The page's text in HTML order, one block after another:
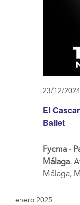
El
Ballet
23/12/
Fycma -
Málaga.
Málaga,
enero 2025